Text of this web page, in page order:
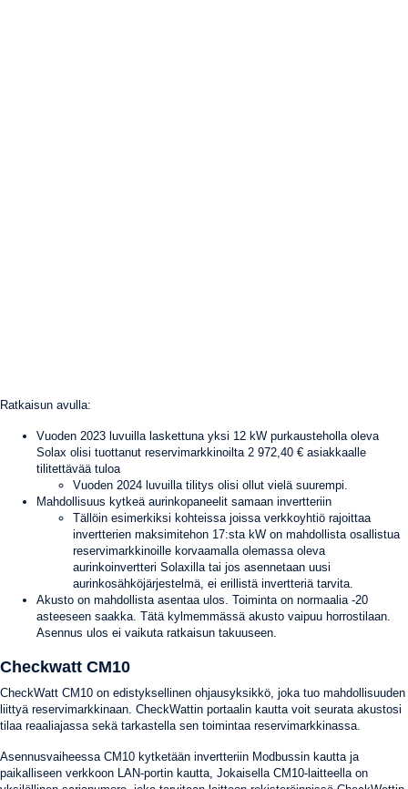
Ratkaisun avulla:
Vuoden 2023 luvuilla laskettuna yksi 12 kW purkausteholla oleva
Solax olisi tuottanut reservimarkkinoilta 2 972,40 € asiakkaalle
tilitettävää tuloa
Vuoden 2024 luvuilla tilitys olisi ollut vielä suurempi.
Mahdollisuus kytkeä aurinkopaneelit samaan invertteriin
Tällöin esimerkiksi kohteissa joissa verkkoyhtiö rajoittaa
invertterien maksimitehon 17:sta kW on mahdollista osallistua
reservimarkkinoille korvaamalla olemassa oleva
aurinkoinvertteri Solaxilla tai jos asennetaan uusi
aurinkosähköjärjestelmä, ei erillistä invertteriä tarvita.
Akusto on mahdollista asentaa ulos. Toiminta on normaalia -20
asteeseen saakka. Tätä kylmemmässä akusto vaipuu horrostilaan.
Asennus ulos ei vaikuta ratkaisun takuuseen.
Checkwatt CM10
CheckWatt CM10 on edistyksellinen ohjausyksikkö, joka tuo mahdollisuuden
liittyä reservimarkkinaan. CheckWattin portaalin kautta voit seurata akustosi
tilaa reaaliajassa sekä tarkastella sen toimintaa reservimarkkinassa.
Asennusvaiheessa CM10 kytketään invertteriin Modbussin kautta ja
paikalliseen verkkoon LAN-portin kautta, Jokaisella CM10-laitteella on